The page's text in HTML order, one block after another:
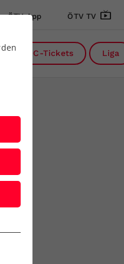
ÖTV App ÖTV TV
DC-Tickets Liga